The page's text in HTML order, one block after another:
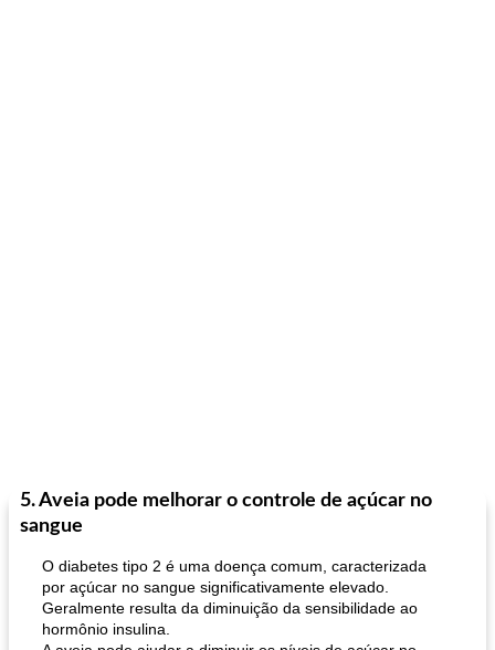
5. Aveia pode melhorar o controle de açúcar no
sangue
O diabetes tipo 2 é uma doença comum, caracterizada
por açúcar no sangue significativamente elevado.
Geralmente resulta da diminuição da sensibilidade ao
hormônio insulina.